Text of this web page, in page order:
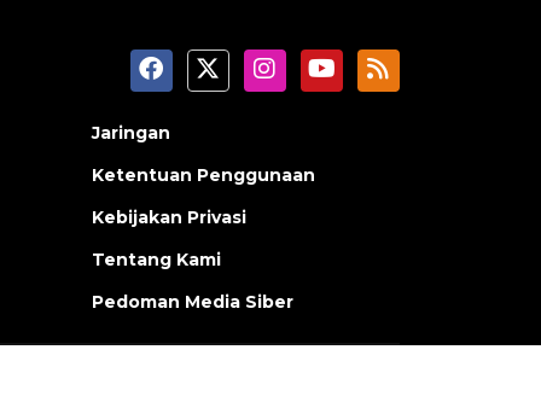
Jaringan
Ketentuan Penggunaan
Kebijakan Privasi
Tentang Kami
Pedoman Media Siber